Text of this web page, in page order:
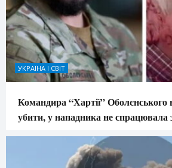
УКРАЇНА І СВІТ
Командира “Хартії” Оболєнського
убити, у нападника не